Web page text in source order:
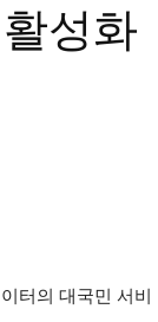
성화
터의 대국민 서비